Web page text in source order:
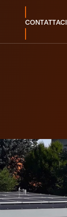
CONTATTACI